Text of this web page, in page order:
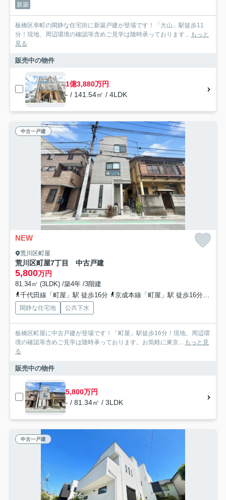
新築
板橋区幸町の閑静な住宅街に新築戸建が登場です！「大山」駅徒歩11
分！現地、周辺環境の確認等含めご見学は随時承っております... もっと
見る
販売中の物件
1億3,880万円
- / 141.54㎡ / 4LDK
中古一戸建
NEW
荒川区町屋
荒川区町屋7丁目 中古戸建
5,800万円
81.34㎡ (3LDK) /築4年 /3階建
千代田線「町屋」駅 徒歩16分
京成本線「町屋」駅 徒歩16分
閑静な住宅地 公共下水
板橋区町屋に中古戸建が登場です！「町屋」駅徒歩16分！現地、周辺環
境の確認等含めご見学は随時承っております。お気軽に東京... もっと見
る
販売中の物件
5,800万円
- / 81.34㎡ / 3LDK
中古一戸建